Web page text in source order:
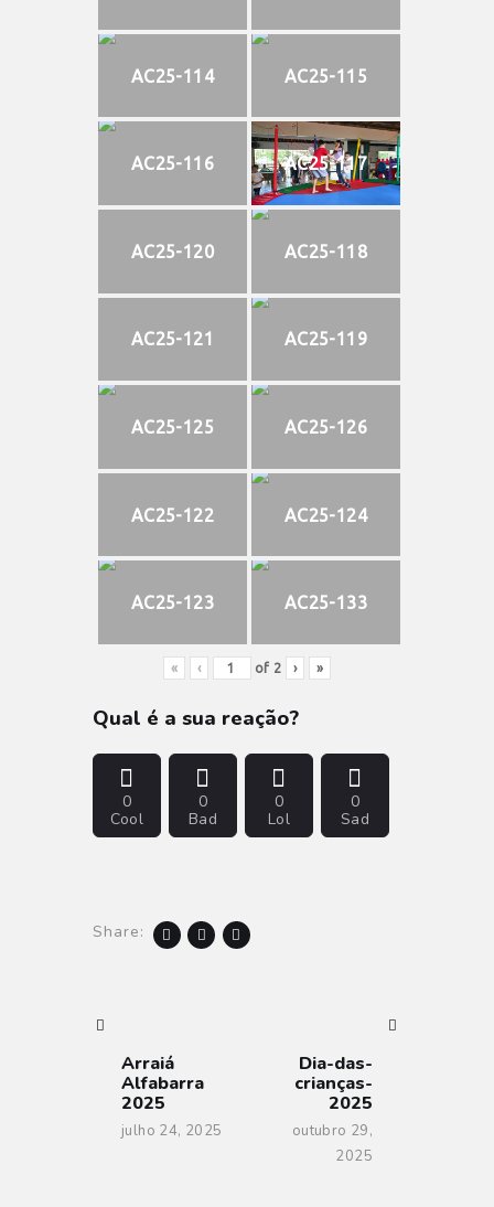
AC25-114 AC25-115
AC25-116 AC25-117
AC25-120 AC25-118
AC25-121 AC25-119
AC25-125 AC25-126
AC25-122 AC25-124
AC25-123 AC25-133
« ‹ of 2 › »
Qual é a sua reação?
0
Cool
0
Bad
0
Lol
0
Sad
Share:
Navegação
de
Post
Arraiá
Alfabarra
2025
julho 24, 2025
Dia-das-
crianças-
2025
outubro 29,
2025